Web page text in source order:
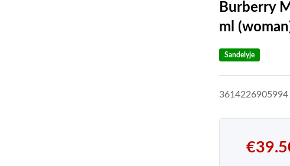
Burberry
ml
Sandelyje
3614226905994
€